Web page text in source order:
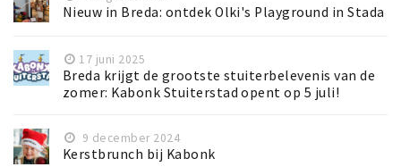
Nieuw in Breda: ontdek Olki's Playground in Stada
17 juni 2025
Breda krijgt de grootste stuiterbelevenis van de
zomer: Kabonk Stuiterstad opent op 5 juli!
9 december 2024
Kerstbrunch bij Kabonk